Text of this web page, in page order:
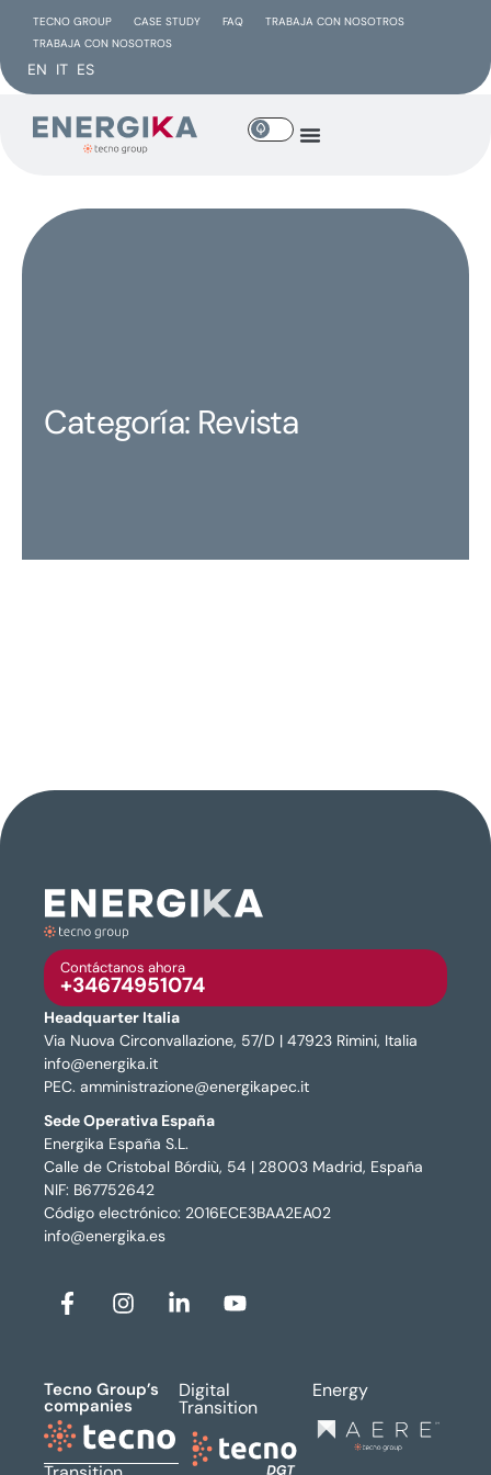
TECNO GROUP CASE STUDY FAQ
TRABAJA CON NOSOTROS
TRABAJA CON NOSOTROS
EN IT ES
Categoría: Revista
Contáctanos ahora
+34674951074
Headquarter Italia
Via Nuova Circonvallazione, 57/D | 47923 Rimini, Italia
info@energika.it
PEC. amministrazione@energikapec.it
Sede Operativa España
Energika España S.L.
Calle de Cristobal Bórdiù, 54 | 28003 Madrid, España
NIF: B67752642
Código electrónico: 2016ECE3BAA2EA02
info@energika.es
Tecno Group’s
companies
Digital
Transition
Energy